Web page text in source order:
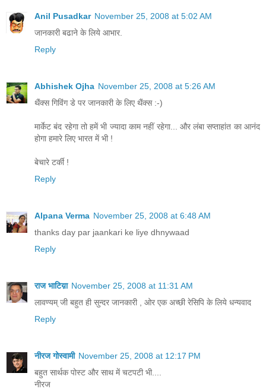
Anil Pusadkar November 25, 2008 at 5:02 AM
जानकारी बढाने के लिये आभार.
Reply
Abhishek Ojha November 25, 2008 at 5:26 AM
थैंक्स गिविंग डे पर जानकारी के लिए थैंक्स :-)
मार्केट बंद रहेगा तो हमें भी ज्यादा काम नहीं रहेगा... और लंबा सप्ताहांत का आनंद
होगा हमारे लिए भारत में भी !
बेचारे टर्की !
Reply
Alpana Verma November 25, 2008 at 6:48 AM
thanks day par jaankari ke liye dhnywaad
Reply
राज भाटिय़ा November 25, 2008 at 11:31 AM
लावण्यम् जी बहुत ही सुन्दर जानकारी , ओर एक अच्छी रेसिपि के लिये धन्यवाद
Reply
नीरज गोस्वामी November 25, 2008 at 12:17 PM
बहुत सार्थक पोस्ट और साथ में चटपटी भी....
नीरज